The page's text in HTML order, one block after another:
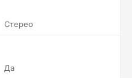
Стерео
Да